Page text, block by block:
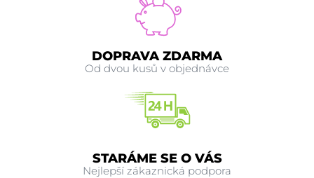
DOPRAVA ZDARMA
Od dvou kusů v objednávce
STARÁME SE O VÁS
Nejlepší zákaznická podpora